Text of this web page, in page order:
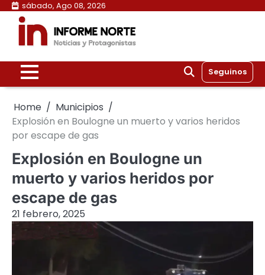
Skip
content
sábado, Ago 08, 2026
Seguinos
Home
Municipios
Explosión en Boulogne un muerto y varios heridos
por escape de gas
Explosión en Boulogne un
muerto y varios heridos por
escape de gas
21 febrero, 2025